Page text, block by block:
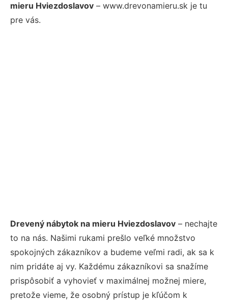
mieru Hviezdoslavov – www.drevonamieru.sk je tu
pre vás.
Drevený nábytok na mieru Hviezdoslavov – nechajte
to na nás. Našimi rukami prešlo veľké množstvo
spokojných zákazníkov a budeme veľmi radi, ak sa k
nim pridáte aj vy. Každému zákazníkovi sa snažíme
prispôsobiť a vyhovieť v maximálnej možnej miere,
pretože vieme, že osobný prístup je kľúčom k